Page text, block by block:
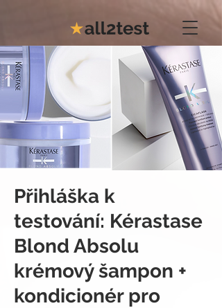
Přihláška k
testování: Kérastase
Blond Absolu
krémový šampon +
kondicionér pro